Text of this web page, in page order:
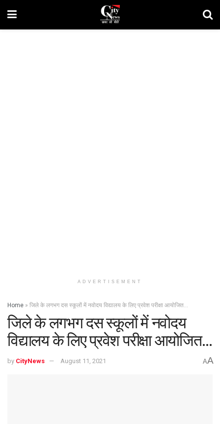
ADVERTISEMENT
Home » जिले के लगभग दस स्कूलों में नवोदय विद्यालय के लिए प्रवेश परीक्षा आयोजित…
जिले के लगभग दस स्कूलों में नवोदय
विद्यालय के लिए प्रवेश परीक्षा आयोजित…
by CityNews August 11, 2021 AA